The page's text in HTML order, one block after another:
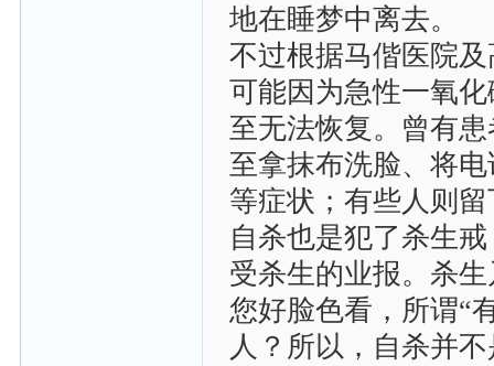
地在睡梦中离去。
不过根据马偕医院
可能因为急性一氧
至无法恢复。曾有
至拿抹布洗脸、将
等症状；有些人则
自杀也是犯了杀生
受杀生的业报。杀
您好脸色看，所谓“
人？所以，自杀并